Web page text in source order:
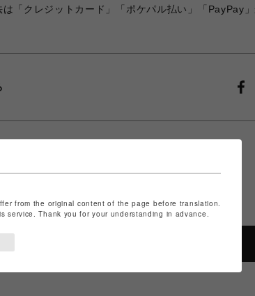
は「クレジットカード」「ポケパル払い」「PayPay
from the original content of the page before translation.
service. Thank you for your understanding in advance.